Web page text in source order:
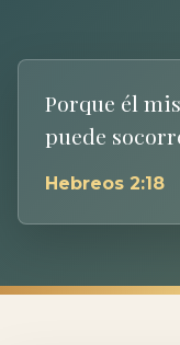
Porque él
puede
Hebreos 2:18